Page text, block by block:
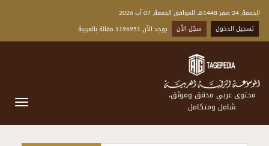
الجمعة, 24 صفر 1448هـ الموافق الجمعة, 07 آب 2026
تسجيل الدخول
سجّل الآن يوجد الآن 1196951 مقالة بالعربية
محتوى عربي مدقق وموثق،
شامل ومتكامل